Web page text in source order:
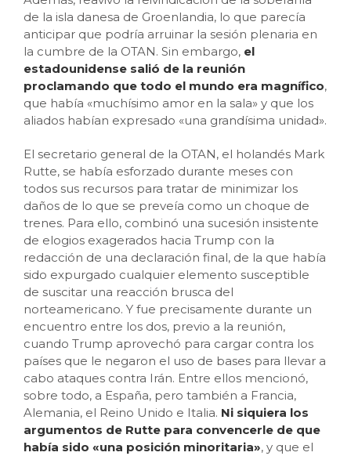
de la isla danesa de Groenlandia, lo que parecía
anticipar que podría arruinar la sesión plenaria en
la cumbre de la OTAN. Sin embargo, el
estadounidense salió de la reunión
proclamando que todo el mundo era magnífico,
que había «muchísimo amor en la sala» y que los
aliados habían expresado «una grandísima unidad».
El secretario general de la OTAN, el holandés Mark
Rutte, se había esforzado durante meses con
todos sus recursos para tratar de minimizar los
daños de lo que se preveía como un choque de
trenes. Para ello, combinó una sucesión insistente
de elogios exagerados hacia Trump con la
redacción de una declaración final, de la que había
sido expurgado cualquier elemento susceptible
de suscitar una reacción brusca del
norteamericano. Y fue precisamente durante un
encuentro entre los dos, previo a la reunión,
cuando Trump aprovechó para cargar contra los
países que le negaron el uso de bases para llevar a
cabo ataques contra Irán. Entre ellos mencionó,
sobre todo, a España, pero también a Francia,
Alemania, el Reino Unido e Italia. Ni siquiera los
argumentos de Rutte para convencerle de que
había sido «una posición minoritaria», y que el